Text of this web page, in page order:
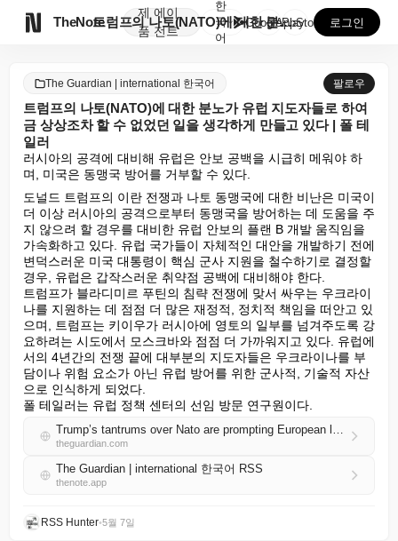
TheNote
제
품
에이
전트
트럼프의 나토(NATO)에 대한 분노가 유럽 지도자들로...
한
국
어
GooglePlay
AppStore 로그인
The Guardian | international 한국어 팔로우
트럼프의 나토(NATO)에 대한 분노가 유럽 지도자들로 하여
금 상상조차 할 수 없었던 일을 생각하게 만들고 있다 | 폴 테
일러
러시아의 공격에 대비해 유럽은 안보 공백을 시급히 메워야 하
며, 미국은 동맹국 방어를 거부할 수 있다.
도널드 트럼프의 이란 전쟁과 나토 동맹국에 대한 비난은 미국이
더 이상 러시아의 공격으로부터 동맹국을 방어하는 데 도움을 주
지 않으려 할 경우를 대비한 유럽 안보의 플랜 B 개발 움직임을
가속화하고 있다. 유럽 국가들이 자체적인 대안을 개발하기 전에
변덕스러운 미국 대통령이 핵심 군사 지원을 철수하기로 결정할
경우, 유럽은 갑작스러운 취약점 공백에 대비해야 한다.
트럼프가 블라디미르 푸틴의 침략 전쟁에 맞서 싸우는 우크라이
나를 지원하는 데 점점 더 많은 재정적, 정치적 책임을 떠안고 있
으며, 트럼프는 키이우가 러시아에 영토의 일부를 넘겨주도록 강
요하려는 시도에서 모스크바와 점점 더 가까워지고 있다. 유럽에
서의 4년간의 전쟁 끝에 대부분의 지도자들은 우크라이나를 부
담이나 위험 요소가 아닌 유럽 방어를 위한 군사적, 기술적 자산
으로 인식하게 되었다.
폴 테일러는 유럽 정책 센터의 선임 방문 연구원이다.
Trump’s tantrums over Nato are prompting European leaders to think the unthinkable | Paul Taylor
theguardian.com
The Guardian | international 한국어 RSS
thenote.app
RSS Hunter•5월 7일